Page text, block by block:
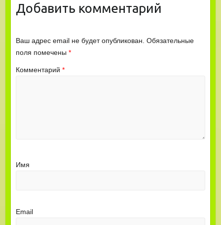
Добавить комментарий
Ваш адрес email не будет опубликован. Обязательные
поля помечены *
Комментарий *
Имя
Email